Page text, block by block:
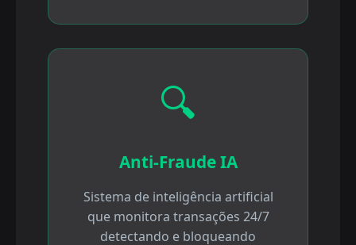
🔍
Anti-Fraude IA
Sistema de inteligência artificial
que monitora transações 24/7
detectando e bloqueando